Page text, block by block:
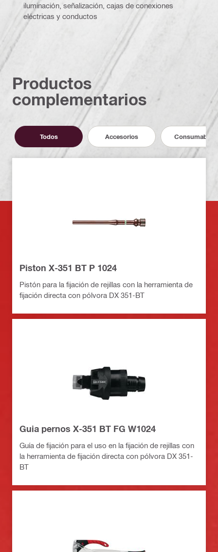
iluminación, señalización, cajas de conexiones
eléctricas y conductos
Productos
complementarios
Todos Accesorios Consumables
Piston X-351 BT P 1024
Pistón para la fijación de rejillas con la herramienta de
fijación directa con pólvora DX 351-BT
Guia pernos X-351 BT FG W1024
Guía de fijación para el uso en la fijación de rejillas con
la herramienta de fijación directa con pólvora DX 351-
BT